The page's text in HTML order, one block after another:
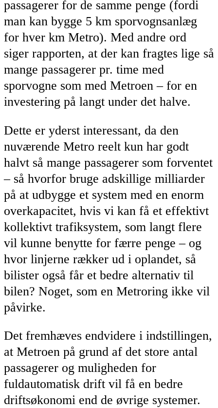
passagerer for de samme penge (fordi
man kan bygge 5 km sporvognsanlæg
for hver km Metro). Med andre ord
siger rapporten, at der kan fragtes lige så
mange passagerer pr. time med
sporvogne som med Metroen – for en
investering på langt under det halve.
Dette er yderst interessant, da den
nuværende Metro reelt kun har godt
halvt så mange passagerer som forventet
– så hvorfor bruge adskillige milliarder
på at udbygge et system med en enorm
overkapacitet, hvis vi kan få et effektivt
kollektivt trafiksystem, som langt flere
vil kunne benytte for færre penge – og
hvor linjerne rækker ud i oplandet, så
bilister også får et bedre alternativ til
bilen? Noget, som en Metroring ikke vil
påvirke.
Det fremhæves endvidere i indstillingen,
at Metroen på grund af det store antal
passagerer og muligheden for
fuldautomatisk drift vil få en bedre
driftsøkonomi end de øvrige systemer.